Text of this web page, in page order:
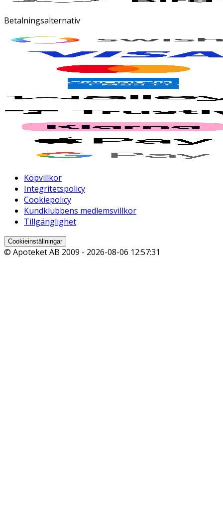
Betalningsalternativ
Köpvillkor
Integritetspolicy
Cookiepolicy
Kundklubbens medlemsvillkor
Tillgänglighet
Cookieinställningar
© Apoteket AB 2009 - 2026-08-06 12:57:31